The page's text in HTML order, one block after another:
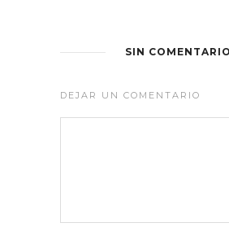
SIN
DEJAR UN COMENTARIO